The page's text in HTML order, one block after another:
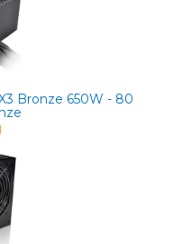
Bronze 650W - 80